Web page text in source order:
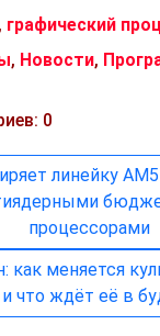
, графический
, Новости,
0
линейку
процессорами
как меняется
что ждёт её в